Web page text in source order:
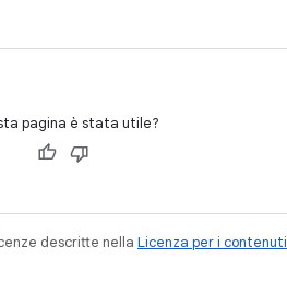
pagina è stata utile?
descritte nella Licenza per i contenuti